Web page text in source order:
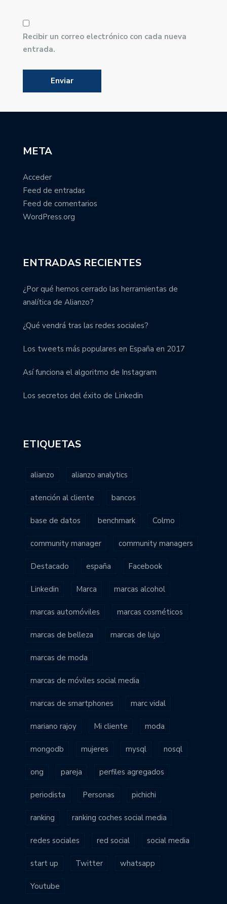
Recibir un correo electrónico con cada nueva
entrada.
META
Acceder
Feed de entradas
Feed de comentarios
WordPress.org
ENTRADAS RECIENTES
¿Por qué hemos cerrado las herramientas de
analítica de Alianzo?
¿Qué vendrá tras las redes sociales?
Los tweets más populares en España en 2017
Así funciona el algoritmo de Instagram
Los secretos del éxito de Linkedin
ETIQUETAS
alianzo alianzo analytics
atención al cliente bancos
base de datos benchmark Colmo
community manager community managers
Destacado españa Facebook
Linkedin Marca marcas alcohol
marcas automóviles marcas cosméticos
marcas de belleza marcas de lujo
marcas de moda
marcas de móviles social media
marcas de smartphones marc vidal
mariano rajoy Mi cliente moda
mongodb mujeres mysql nosql
ong pareja perfiles agregados
periodista Personas pichichi
ranking ranking coches social media
redes sociales red social social media
start up Twitter whatsapp
Youtube